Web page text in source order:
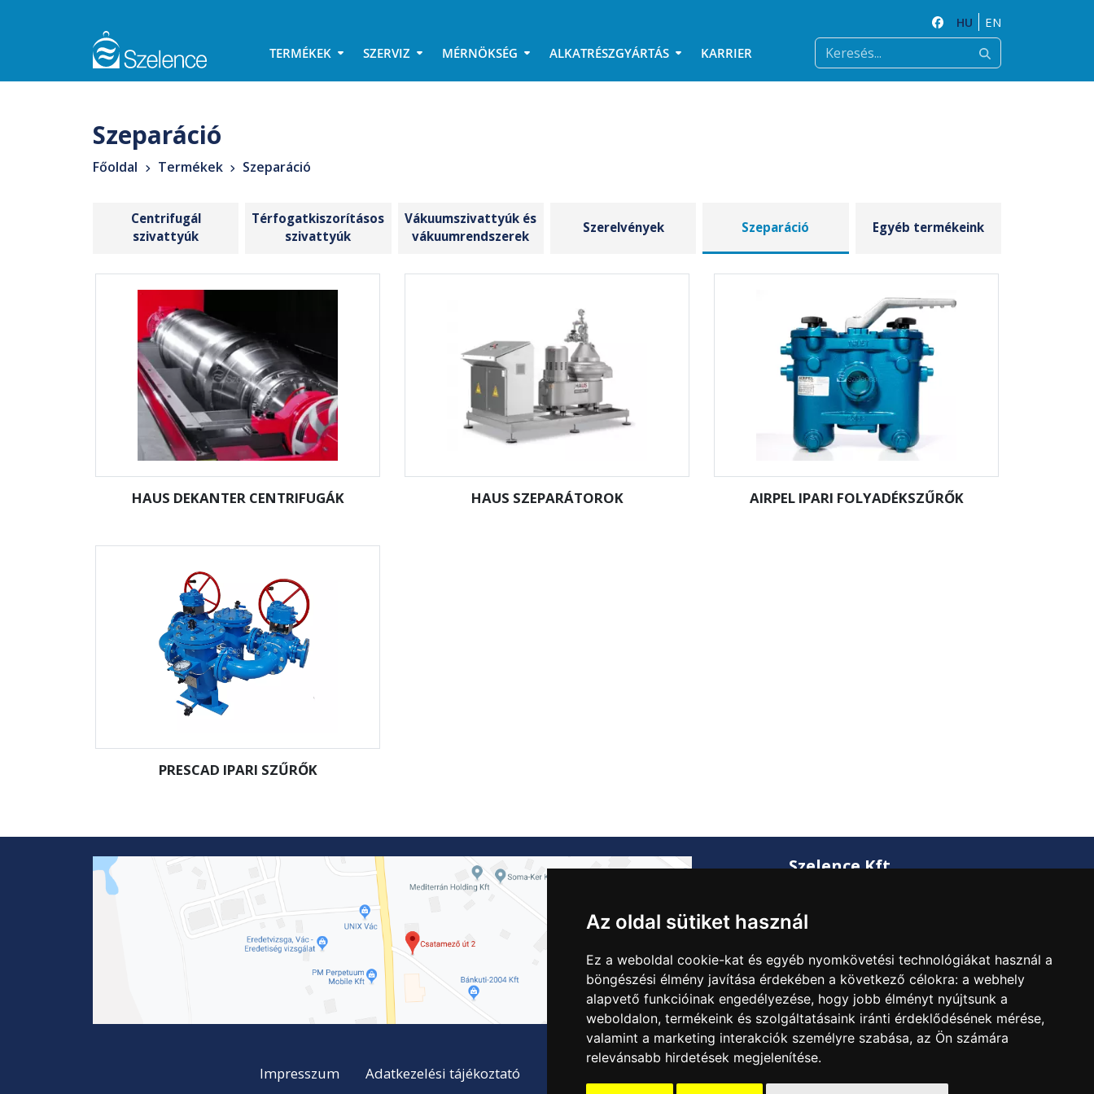
Az oldal sütiket használ
Ez a weboldal cookie-kat és egyéb nyomkövetési technológiákat használ a
böngészési élmény javítása érdekében a következő célokra: a webhely
alapvető funkcióinak engedélyezése, hogy jobb élményt nyújtsunk a
weboldalon, termékeink és szolgáltatásaink iránti érdeklődésének mérése,
valamint a marketing interakciók személyre szabása, az Ön számára
relevánsabb hirdetések megjelenítése.
HU
EN
TERMÉKEK
SZERVIZ MÉRNÖKSÉG ALKATRÉSZGYÁRTÁS KARRIER
Szeparáció
Főoldal Termékek Szeparáció
Centrifugál
szivattyúk
Térfogatkiszorításos
szivattyúk
Vákuumszivattyúk és
vákuumrendszerek
Szerelvények Szeparáció Egyéb termékeink
HAUS DEKANTER CENTRIFUGÁK HAUS SZEPARÁTOROK AIRPEL IPARI FOLYADÉKSZŰRŐK
PRESCAD IPARI SZŰRŐK
Szelence Kft.
szelence@szelencekft.hu
Adószám: 12141300-2-13
Impresszum Adatkezelési tájékoztató